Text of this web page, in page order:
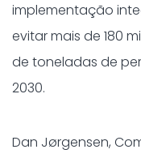
implementação
evitar mais de 180
de toneladas de
2030.
Dan Jørgensen,